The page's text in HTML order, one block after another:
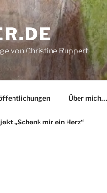
von Christine Ruppert…
Über mich…
„Schenk mir ein Herz“